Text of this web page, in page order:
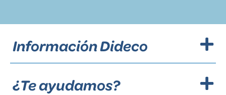
Información Dideco
¿Te ayudamos?